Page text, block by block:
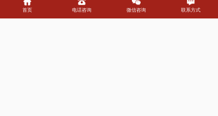
首页 电话咨询 微信咨询 联系方式